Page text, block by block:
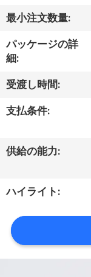
達
つ
い
て
工
旅
行
品
最小注文数量:
パッケージの詳
細:
受渡し時間:
支払条件:
供給の能力:
ハイライト: